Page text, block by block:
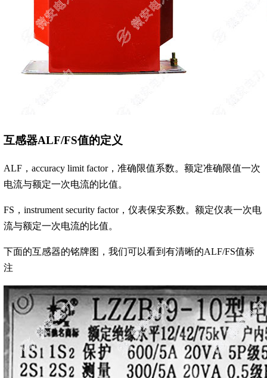
互感器ALF/FS值的定义
ALF，accuracy limit factor，准确限值系数。额定准确限值一次
电流与额定一次电流的比值。
FS，instrument security factor，仪表保安系数。额定仪表一次电
流与额定一次电流的比值。
下面的互感器的铭牌图，我们可以看到有清晰的ALF/FS值标
注